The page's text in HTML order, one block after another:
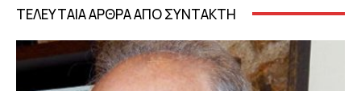
ΤΕΛΕΥΤΑΙΑ ΑΡΘΡΑ ΑΠΟ ΣΥΝΤΑΚΤΗ